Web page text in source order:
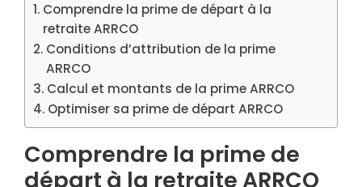
Comprendre la prime de départ à la
retraite ARRCO
Conditions d’attribution de la prime
ARRCO
Calcul et montants de la prime ARRCO
Optimiser sa prime de départ ARRCO
Comprendre la prime de
départ à la retraite ARRCO